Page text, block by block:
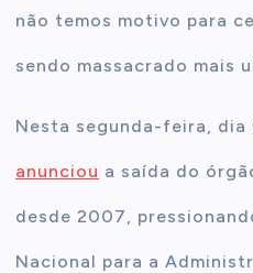
não temos motivo para
sendo massacrado mais
Nesta segunda-feira, dia
anunciou a saída do
desde 2007,
Nacional para a